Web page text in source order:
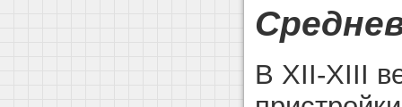
В XII-XIII